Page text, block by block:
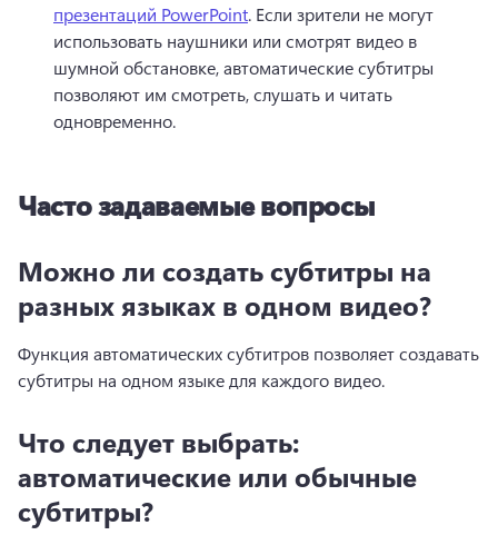
презентаций PowerPoint. Если зрители не могут
использовать наушники или смотрят видео в
шумной обстановке, автоматические субтитры
позволяют им смотреть, слушать и читать
одновременно.
Часто задаваемые вопросы
Можно ли создать субтитры на
разных языках в одном видео?
Функция автоматических субтитров позволяет создавать
субтитры на одном языке для каждого видео.
Что следует выбрать:
автоматические или обычные
субтитры?